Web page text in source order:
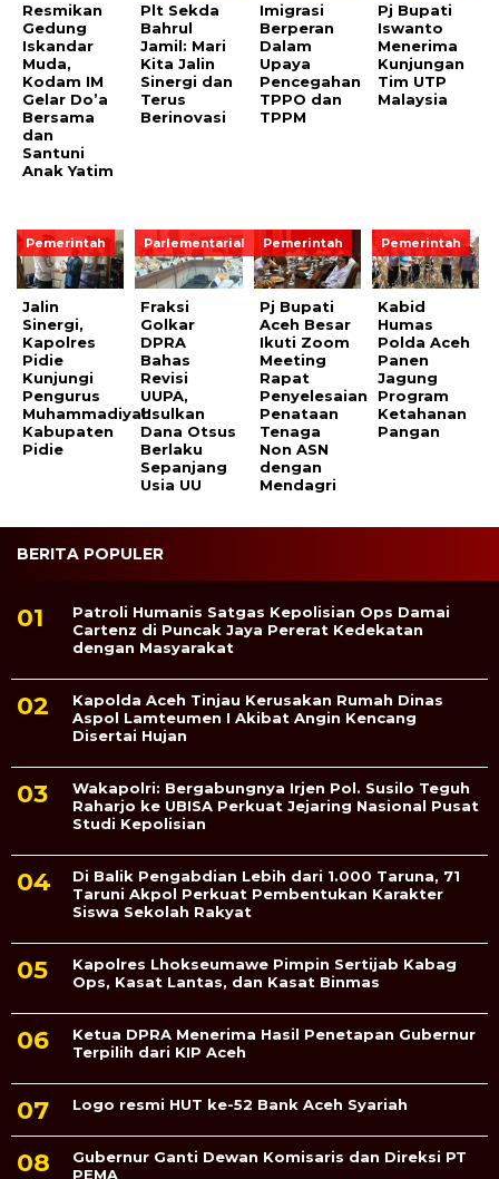
Resmikan
Gedung
Iskandar
Muda,
Kodam IM
Gelar Do’a
Bersama
dan
Santuni
Anak Yatim
Plt Sekda
Bahrul
Jamil: Mari
Kita Jalin
Sinergi dan
Terus
Berinovasi
Imigrasi
Berperan
Dalam
Upaya
Pencegahan
TPPO dan
TPPM
Pj Bupati
Iswanto
Menerima
Kunjungan
Tim UTP
Malaysia
Pemerintah
Jalin
Sinergi,
Kapolres
Pidie
Kunjungi
Pengurus
Muhammadiyah
Kabupaten
Pidie
Parlementarial
Fraksi
Golkar
DPRA
Bahas
Revisi
UUPA,
Usulkan
Dana Otsus
Berlaku
Sepanjang
Usia UU
Pemerintah
Pj Bupati
Aceh Besar
Ikuti Zoom
Meeting
Rapat
Penyelesaian
Penataan
Tenaga
Non ASN
dengan
Mendagri
Pemerintah
Kabid
Humas
Polda Aceh
Panen
Jagung
Program
Ketahanan
Pangan
BERITA POPULER
Patroli Humanis Satgas Kepolisian Ops Damai
Cartenz di Puncak Jaya Pererat Kedekatan
dengan Masyarakat
Kapolda Aceh Tinjau Kerusakan Rumah Dinas
Aspol Lamteumen I Akibat Angin Kencang
Disertai Hujan
Wakapolri: Bergabungnya Irjen Pol. Susilo Teguh
Raharjo ke UBISA Perkuat Jejaring Nasional Pusat
Studi Kepolisian
Di Balik Pengabdian Lebih dari 1.000 Taruna, 71
Taruni Akpol Perkuat Pembentukan Karakter
Siswa Sekolah Rakyat
Kapolres Lhokseumawe Pimpin Sertijab Kabag
Ops, Kasat Lantas, dan Kasat Binmas
Ketua DPRA Menerima Hasil Penetapan Gubernur
Terpilih dari KIP Aceh
Logo resmi HUT ke-52 Bank Aceh Syariah
Gubernur Ganti Dewan Komisaris dan Direksi PT
PEMA